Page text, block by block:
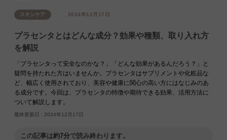
スキンケア 2024年12月17日
プラセンタとはどんな成分？効果や種類、取り入れ方
を解説
「プラセンタって安全なのかな？」「どんな効果があるんだろう？」と
疑問を持たれた方はいませんか。プラセンタはサプリメントや化粧品な
ど、幅広く使用されており、美容や健康に関心の高い方にはなじみのあ
る成分です。今回は、プラセンタの特徴や期待できる効果、活用方法に
ついて解説します。
最終更新日 : 2024年12月17日
この記事は約7分で読み終わります。